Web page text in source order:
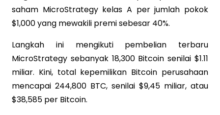
saham MicroStrategy kelas A per jumlah pokok
$1,000 yang mewakili premi sebesar 40%.
Langkah ini mengikuti pembelian terbaru
MicroStrategy sebanyak 18,300 Bitcoin senilai $1.11
miliar. Kini, total kepemilikan Bitcoin perusahaan
mencapai 244,800 BTC, senilai $9,45 miliar, atau
$38,585 per Bitcoin.